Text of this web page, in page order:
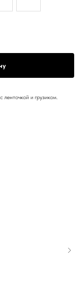
и грузиком.